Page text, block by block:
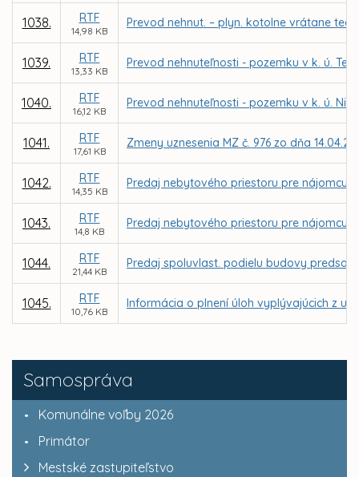
Samospráva
Komunálne voľby 2026
Primátor
Mestské zastupiteľstvo
1038. RTF
14,98 KB
Prevod nehnut. – plyn. kotolne vrátane
1039. RTF
13,33 KB
Prevod nehnuteľnosti - pozemku v k. ú.
1040. RTF
16,12 KB
Prevod nehnuteľnosti - pozemku v k. ú.
1041. RTF
17,61 KB
Zmeny uznesenia MZ č. 976 zo dňa
1042. RTF
14,35 KB
Predaj nebytového priestoru pre nájomcu
1043. RTF
14,8 KB
Predaj nebytového priestoru pre nájomcu
1044. RTF
21,44 KB
Predaj spoluvlast. podielu budovy
1045. RTF
10,76 KB
Informácia o plnení úloh vyplývajúcich z